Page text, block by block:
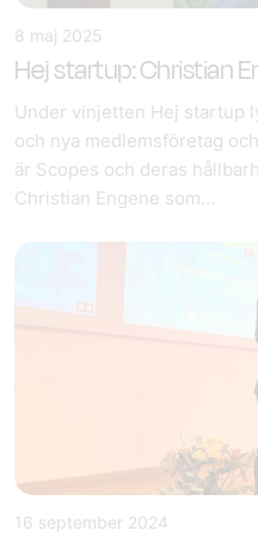
8 maj 2025
Hej startup: Christian
Under vinjetten Hej startup
och nya medlemsföretag
är Scopes och deras
Christian Engene som…
16 september 2024